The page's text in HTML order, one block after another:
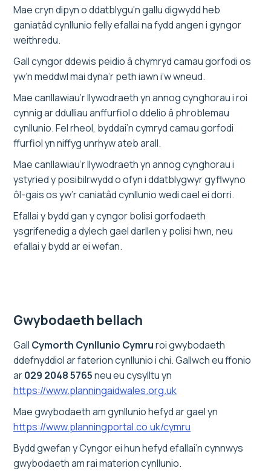
Mae cryn dipyn o ddatblygu’n gallu digwydd heb
ganiatâd cynllunio felly efallai na fydd angen i gyngor
weithredu.
Gall cyngor ddewis peidio â chymryd camau gorfodi os
yw’n meddwl mai dyna’r peth iawn i’w wneud.
Mae canllawiau’r llywodraeth yn annog cynghorau i roi
cynnig ar ddulliau anffurfiol o ddelio â phroblemau
cynllunio. Fel rheol, byddai’n cymryd camau gorfodi
ffurfiol yn niffyg unrhyw ateb arall.
Mae canllawiau’r llywodraeth yn annog cynghorau i
ystyried y posibilrwydd o ofyn i ddatblygwyr gyflwyno
ôl-gais os yw’r caniatâd cynllunio wedi cael ei dorri.
Efallai y bydd gan y cyngor bolisi gorfodaeth
ysgrifenedig a dylech gael darllen y polisi hwn, neu
efallai y bydd ar ei wefan.
Gwybodaeth bellach
Gall Cymorth Cynllunio Cymruroi gwybodaeth
ddefnyddiol ar faterion cynllunio i chi. Gallwch eu ffonio
ar029 2048 5765neu eu cysylltu yn
https://www.planningaidwales.org.uk
Mae gwybodaeth am gynllunio hefyd ar gael yn
https://www.planningportal.co.uk/cymru
Bydd gwefan y Cyngor ei hun hefyd efallai’n cynnwys
gwybodaeth am rai materion cynllunio.